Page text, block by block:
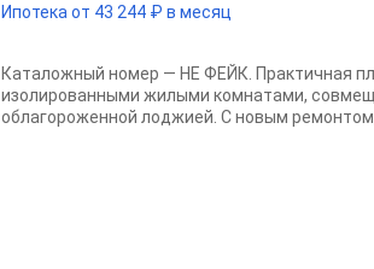
Ипотека от 43 244 ₽ в месяц
Каталожный номер — НЕ ФЕЙК. Практичная
изолированными жилыми комнатами,
облагороженной лоджией. С новым